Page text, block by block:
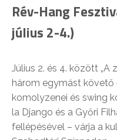
Rév-Hang
július 2-4.)
Július 2. és 4. között „A
három egymást követő
komolyzenei és swing
la Django és a Győri
fellépésével – várja a